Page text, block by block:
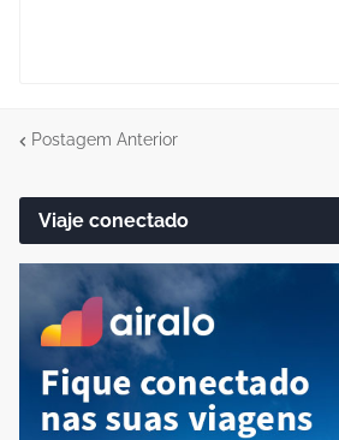
Postagem Anterior
Viaje conectado